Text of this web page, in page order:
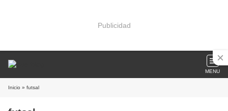
Publicidad
MENU
Inicio » futsal